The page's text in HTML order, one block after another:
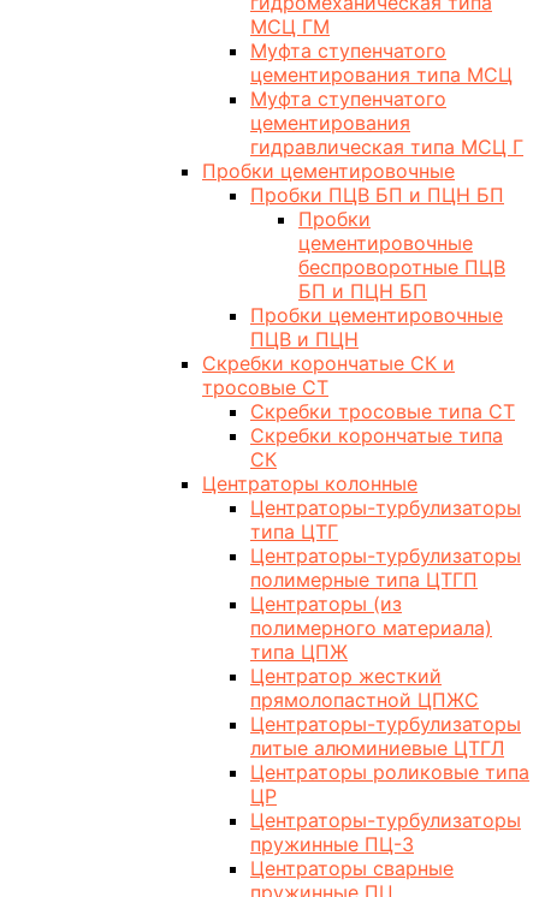
МСЦ ГМ
Муфта ступенчатого
цементирования типа МСЦ
Муфта ступенчатого
цементирования
гидравлическая типа МСЦ Г
Пробки цементировочные
Пробки ПЦВ БП и ПЦН БП
Пробки
цементировочные
беспроворотные ПЦВ
БП и ПЦН БП
Пробки цементировочные
ПЦВ и ПЦН
Скребки корончатые СК и
тросовые СТ
Скребки тросовые типа СТ
Скребки корончатые типа
СК
Центраторы колонные
Центраторы-турбулизаторы
типа ЦТГ
Центраторы-турбулизаторы
полимерные типа ЦТГП
Центраторы (из
полимерного материала)
типа ЦПЖ
Центратор жесткий
прямолопастной ЦПЖС
Центраторы-турбулизаторы
литые алюминиевые ЦТГЛ
Центраторы роликовые типа
ЦР
Центраторы-турбулизаторы
пружинные ПЦ-3
Центраторы сварные